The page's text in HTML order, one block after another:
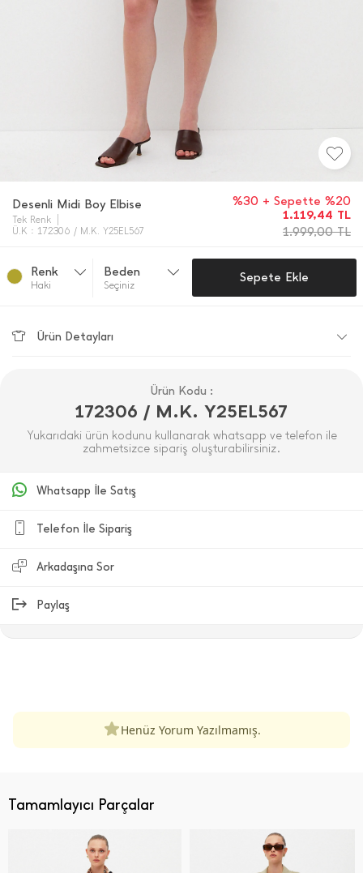
Desenli Midi Boy Elbise
Tek Renk
Ü.K : 172306 / M.K. Y25EL567
%30 + Sepette %20
1.119,44 TL
1.999,00TL
Renk
Haki̇
Beden
Seçiniz
Sepete Ekle
Ürün Detayları
Ürün Kodu :
172306 / M.K. Y25EL567
Yukarıdaki ürün kodunu kullanarak whatsapp ve telefon ile
zahmetsizce sipariş oluşturabilirsiniz.
Whatsapp İle Satış
Telefon İle Sipariş
Arkadaşına Sor
Paylaş
Henüz Yorum Yazılmamış.
Tamamlayıcı Parçalar